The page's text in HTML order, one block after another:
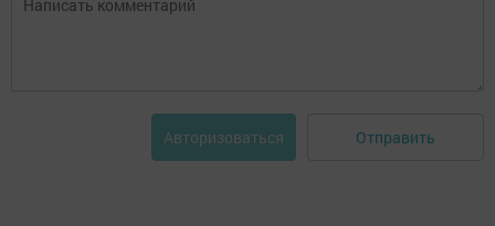
Авторизоваться Отправить